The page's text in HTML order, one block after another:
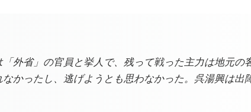
外省」の官員と挙人で、残って戦った主力は地元の
かったし、逃げようとも思わなかった。呉湯興は出